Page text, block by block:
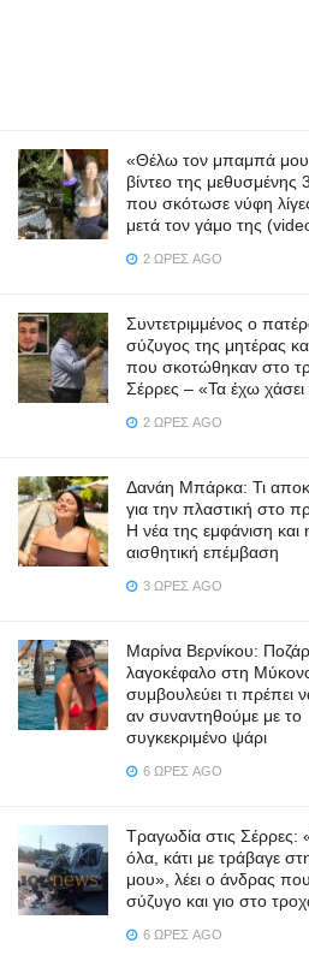
«Θέλω τον μπαμπά
βίντεο της μεθυσμένης
που σκότωσε νύφη
μετά τον γάμο της
2 ΏΡΕΣ AGO
Συντετριμμένος ο
σύζυγος της μητέρας
που σκοτώθηκαν στο
Σέρρες – «Τα έχω
2 ΏΡΕΣ AGO
Δανάη Μπάρκα: Τι
για την πλαστική στο
Η νέα της εμφάνιση και
αισθητική επέμβαση
3 ΏΡΕΣ AGO
Μαρίνα Βερνίκου:
λαγοκέφαλο στη
συμβουλεύει τι πρέπει
αν συναντηθούμε με το
συγκεκριμένο ψάρι
6 ΏΡΕΣ AGO
Τραγωδία στις Σέρρες:
όλα, κάτι με τράβαγε
μου», λέει ο άνδρας
σύζυγο και γιο στο
6 ΏΡΕΣ AGO